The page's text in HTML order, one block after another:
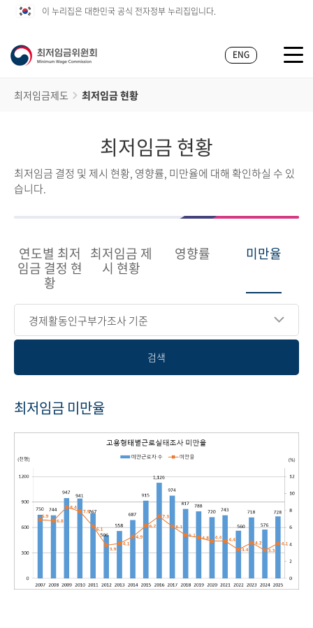
이 누리집은 대한민국 공식 전자정부 누리집입니다.
ENG
최저임금제도 최저임금 현황
최저임금 현황
최저임금 결정 및 제시 현황, 영향률, 미만율에 대해 확인하실 수 있
습니다.
연도별 최저
임금 결정 현
황
최저임금 제
시 현황
영향률 미만율
경제활동인구부가조사 기준
검색
최저임금 미만율